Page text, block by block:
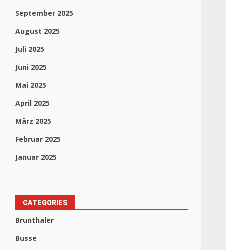
September 2025
August 2025
Juli 2025
Juni 2025
Mai 2025
April 2025
März 2025
Februar 2025
Januar 2025
CATEGORIES
Brunthaler
Busse